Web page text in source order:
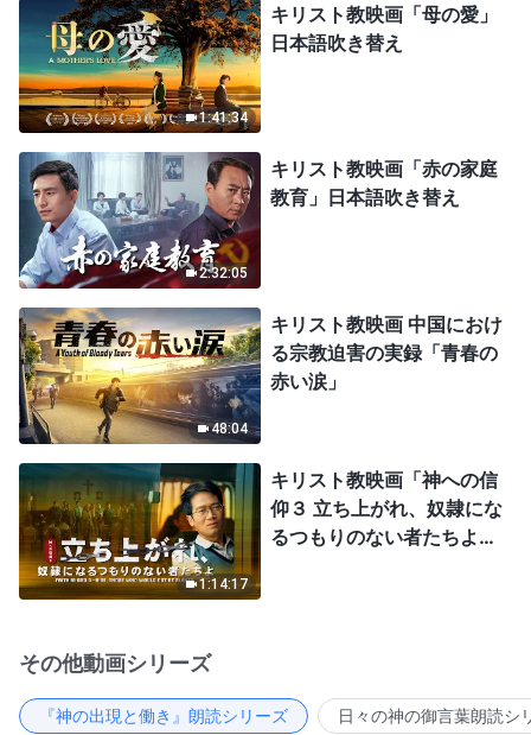
1:41:34
キリスト教映画「母の愛」
日本語吹き替え
2:32:05
キリスト教映画「赤の家庭
教育」日本語吹き替え
48:04
キリスト教映画 中国におけ
る宗教迫害の実録「青春の
赤い涙」
1:14:17
キリスト教映画「神への信
仰３ 立ち上がれ、奴隷にな
るつもりのない者たちよ」
その他動画シリーズ
『神の出現と働き』朗読シリーズ 日々の神の御言葉朗読シ